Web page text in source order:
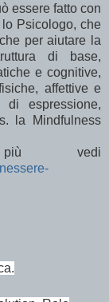
essere fatto con
Psicologo, che
per aiutare la
di base,
e cognitive,
affettive e
di espressione,
la Mindfulness
vedi